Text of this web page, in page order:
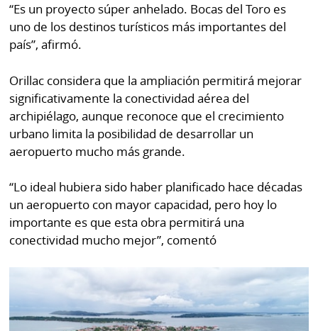
“Es un proyecto súper anhelado. Bocas del Toro es
uno de los destinos turísticos más importantes del
país”, afirmó.
Orillac considera que la ampliación permitirá mejorar
significativamente la conectividad aérea del
archipiélago, aunque reconoce que el crecimiento
urbano limita la posibilidad de desarrollar un
aeropuerto mucho más grande.
“Lo ideal hubiera sido haber planificado hace décadas
un aeropuerto con mayor capacidad, pero hoy lo
importante es que esta obra permitirá una
conectividad mucho mejor”, comentó